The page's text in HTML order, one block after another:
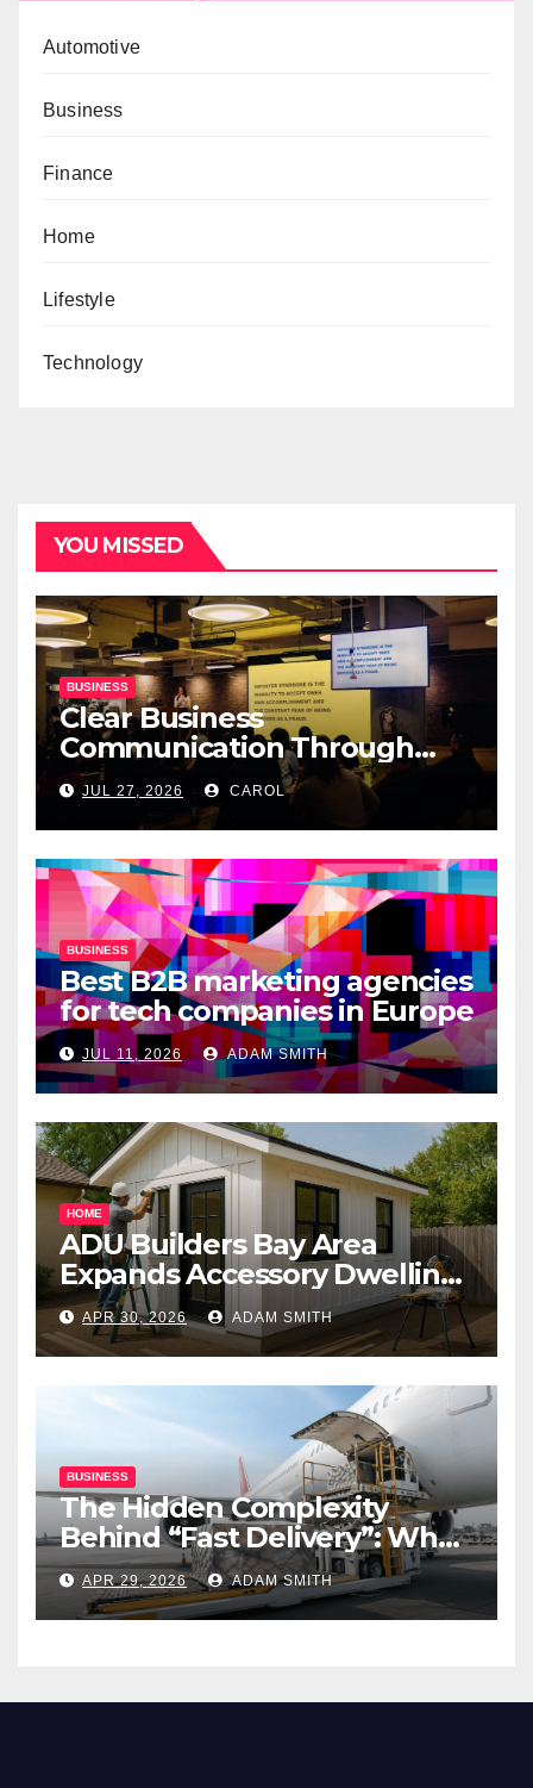
Automotive
Business
Finance
Home
Lifestyle
Technology
YOU MISSED
BUSINESS
Clear Business
Communication Through
Professional Presentation
Materials
JUL 27, 2026 CAROL
BUSINESS
Best B2B marketing agencies
for tech companies in Europe
JUL 11, 2026 ADAM SMITH
HOME
ADU Builders Bay Area
Expands Accessory Dwelling
Unit Solutions for
Homeowners Across
California
APR 30, 2026 ADAM SMITH
BUSINESS
The Hidden Complexity
Behind “Fast Delivery”: What
Air Freight Really Involves
APR 29, 2026 ADAM SMITH